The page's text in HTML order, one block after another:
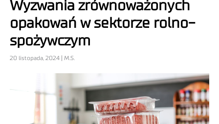
Wyzwania zrównoważonych
opakowań w sektorze rolno-
spożywczym
20 listopada, 2024 | M.S.